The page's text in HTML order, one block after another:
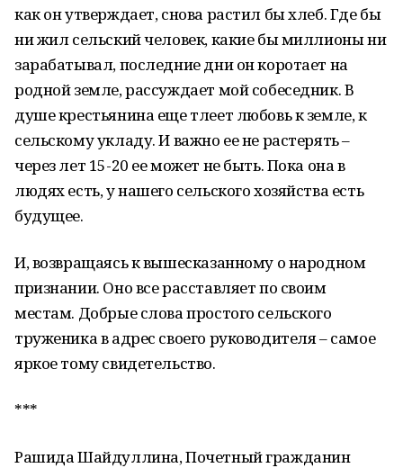
как он утверждает, снова растил бы хлеб. Где бы
ни жил сельский человек, какие бы миллионы ни
зарабатывал, последние дни он коротает на
родной земле, рассуждает мой собеседник. В
душе крестьянина еще тлеет любовь к земле, к
сельскому укладу. И важно ее не растерять –
через лет 15-20 ее может не быть. Пока она в
людях есть, у нашего сельского хозяйства есть
будущее.
И, возвращаясь к вышесказанному о народном
признании. Оно все расставляет по своим
местам. Добрые слова простого сельского
труженика в адрес своего руководителя – самое
яркое тому свидетельство.
***
Рашида Шайдуллина, Почетный гражданин